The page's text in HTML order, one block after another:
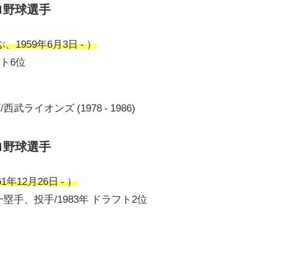
野球選手
、1959年6月3日 - ）
6位
武ライオンズ (1978 - 1986)
野球選手
年12月26日 - ）
手、投手/1983年 ドラフト2位